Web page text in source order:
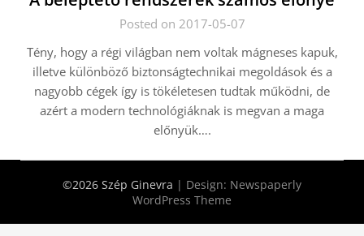
Posted on 2017-05-07
Tény, hogy a régi világban nem voltak mágneses kapuk,
illetve különböző biztonságtechnikai megoldások és a
nagyobb cégek így is tökéletesen tudtak működni, de
azért a modern technológiáknak is megvan a maga
előnyük….
©2026 Szép Ginevra | Design: Newspaperly
WordPress Theme